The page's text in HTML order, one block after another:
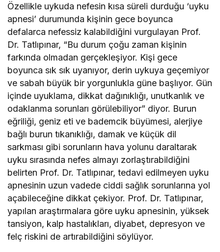
Özellikle uykuda nefesin kısa süreli durduğu ‘uyku
apnesi’ durumunda kişinin gece boyunca
defalarca nefessiz kalabildiğini vurgulayan Prof.
Dr. Tatlıpınar, “Bu durum çoğu zaman kişinin
farkında olmadan gerçekleşiyor. Kişi gece
boyunca sık sık uyanıyor, derin uykuya geçemiyor
ve sabah büyük bir yorgunlukla güne başlıyor. Gün
içinde uyuklama, dikkat dağınıklığı, unutkanlık ve
odaklanma sorunları görülebiliyor” diyor. Burun
eğriliği, geniz eti ve bademcik büyümesi, alerjiye
bağlı burun tıkanıklığı, damak ve küçük dil
sarkması gibi sorunların hava yolunu daraltarak
uyku sırasında nefes almayı zorlaştırabildiğini
belirten Prof. Dr. Tatlıpınar, tedavi edilmeyen uyku
apnesinin uzun vadede ciddi sağlık sorunlarına yol
açabileceğine dikkat çekiyor. Prof. Dr. Tatlıpınar,
yapılan araştırmalara göre uyku apnesinin, yüksek
tansiyon, kalp hastalıkları, diyabet, depresyon ve
felç riskini de artırabildiğini söylüyor.